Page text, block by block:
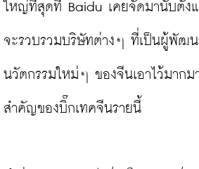
ใหญ่ที่สุดที่ Baidu เคยจัดมานับตั้งแ
จะรวบรวมบริษัทต่างๆ ที่เป็นผู้พัฒน
นวัตกรรมใหม่ๆ ของจีนเอาไว้มากม
สำคัญของบิ๊กเทคจีนรายนี้